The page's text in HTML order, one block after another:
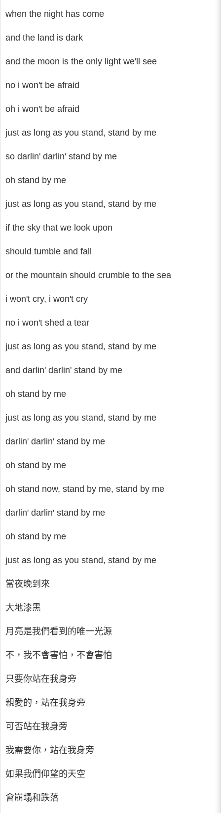
when the night has come
and the land is dark
and the moon is the only light we'll see
no i won't be afraid
oh i won't be afraid
just as long as you stand, stand by me
so darlin' darlin' stand by me
oh stand by me
just as long as you stand, stand by me
if the sky that we look upon
should tumble and fall
or the mountain should crumble to the sea
i won't cry, i won't cry
no i won't shed a tear
just as long as you stand, stand by me
and darlin' darlin' stand by me
oh stand by me
just as long as you stand, stand by me
darlin' darlin' stand by me
oh stand by me
oh stand now, stand by me, stand by me
darlin' darlin' stand by me
oh stand by me
just as long as you stand, stand by me
當夜晚到來
大地漆黑
月亮是我們看到的唯一光源
不，我不會害怕，不會害怕
只要你站在我身旁
親愛的，站在我身旁
可否站在我身旁
我需要你，站在我身旁
如果我們仰望的天空
會崩塌和跌落